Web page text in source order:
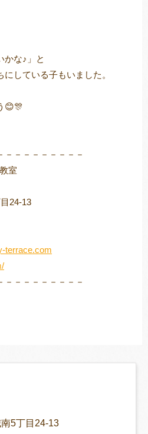
かな♪」と
している子もいました。
😊🎊
－－－－－－－－－
室
24-13
terrace.com
－－－－－－－－－
5丁目24-13